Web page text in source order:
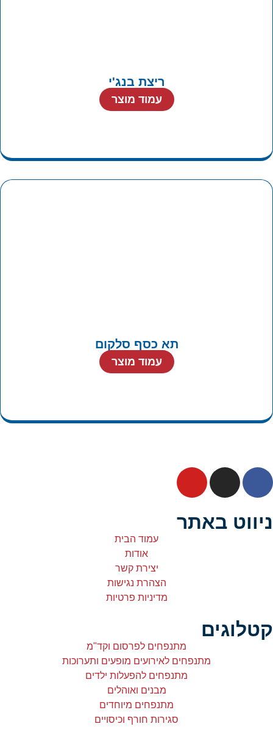
ריצת בנג'י
עמוד מוצר
תא כסף סלקום
עמוד מוצר
ניווט באתר
עמוד הבית
אודות
יצירת קשר
הצהרת נגישות
מדיניות פרטיות
קטלוגים
מתנפחים לפרסום וקד"מ
מתנפחים לאירועים מופעים ותערוכות
מתנפחים להפעלות ילדים
מבנים ואוהלים
מתנפחים מיוחדים
סגירות חורף וכיסויים